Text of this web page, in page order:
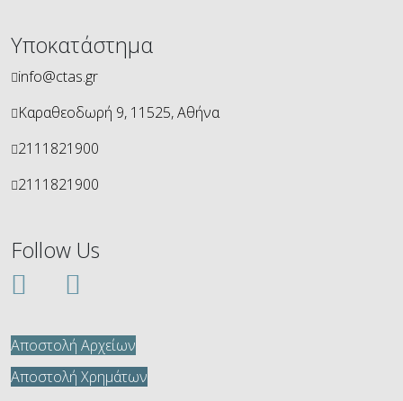
Υποκατάστημα
info@ctas.gr
Καραθεοδωρή 9, 11525, Αθήνα
2111821900
2111821900
Follow Us
Αποστολή Αρχείων
Αποστολή Χρημάτων